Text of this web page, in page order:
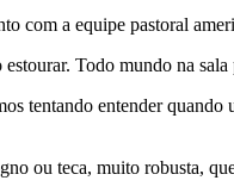
com a equipe pastoral
Todo mundo na
tentando entender
ou teca, muito robusta,